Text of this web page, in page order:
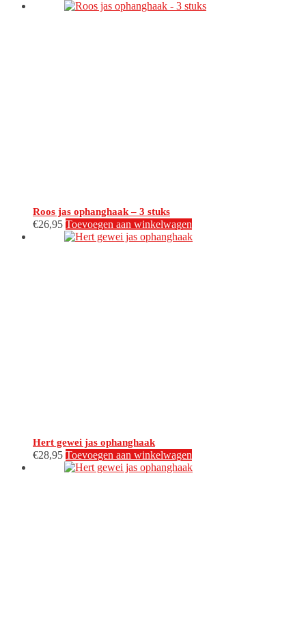
Roos jas ophanghaak – 3 stuks
€26,95 Toevoegen aan winkelwagen
Hert gewei jas ophanghaak
€28,95 Toevoegen aan winkelwagen